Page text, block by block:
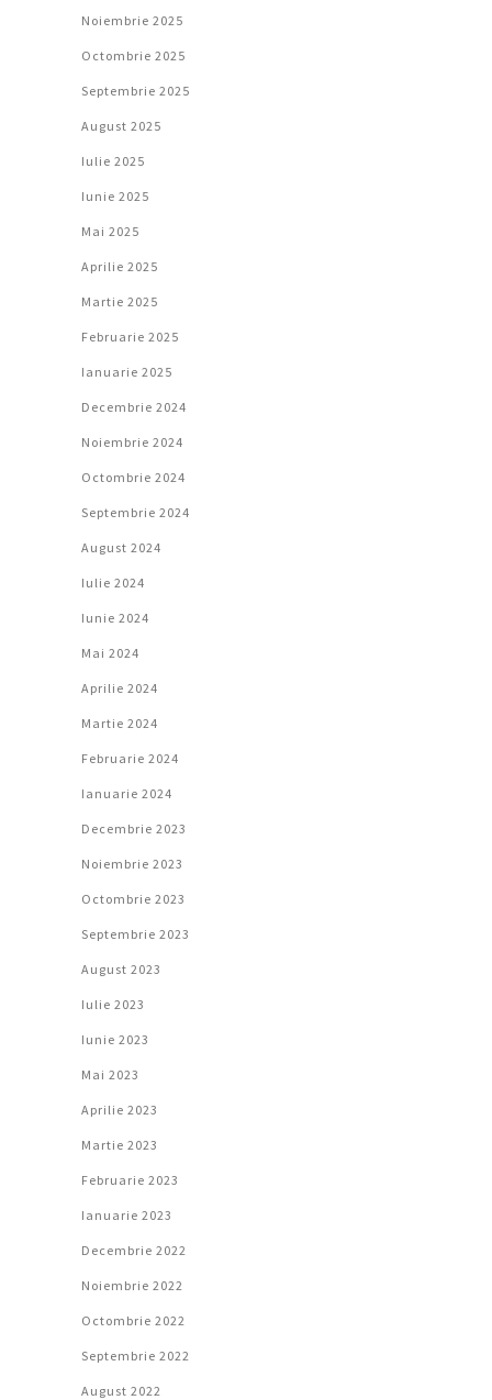
Noiembrie 2025
Octombrie 2025
Septembrie 2025
August 2025
Iulie 2025
Iunie 2025
Mai 2025
Aprilie 2025
Martie 2025
Februarie 2025
Ianuarie 2025
Decembrie 2024
Noiembrie 2024
Octombrie 2024
Septembrie 2024
August 2024
Iulie 2024
Iunie 2024
Mai 2024
Aprilie 2024
Martie 2024
Februarie 2024
Ianuarie 2024
Decembrie 2023
Noiembrie 2023
Octombrie 2023
Septembrie 2023
August 2023
Iulie 2023
Iunie 2023
Mai 2023
Aprilie 2023
Martie 2023
Februarie 2023
Ianuarie 2023
Decembrie 2022
Noiembrie 2022
Octombrie 2022
Septembrie 2022
August 2022